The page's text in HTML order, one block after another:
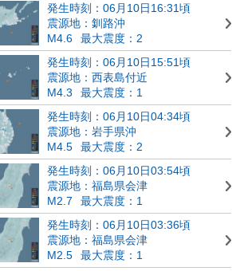
発生時刻：06月10日16:31頃
震源地：釧路沖
M4.6
最大震度：2
発生時刻：06月10日15:51頃
震源地：西表島付近
M4.3
最大震度：1
発生時刻：06月10日04:34頃
震源地：岩手県沖
M4.5
最大震度：2
発生時刻：06月10日03:54頃
震源地：福島県会津
M2.7
最大震度：1
発生時刻：06月10日03:36頃
震源地：福島県会津
M2.5
最大震度：1